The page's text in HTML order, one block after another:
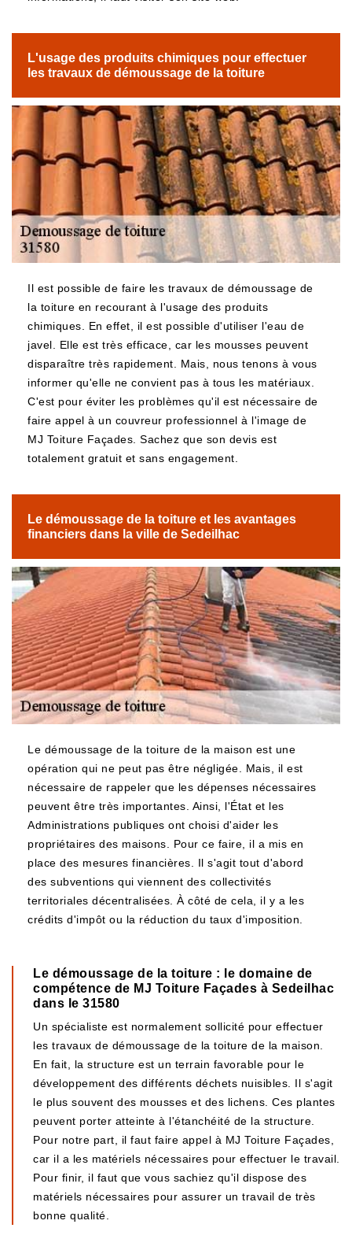
L'usage des produits chimiques pour effectuer
les travaux de démoussage de la toiture
Il est possible de faire les travaux de démoussage de
la toiture en recourant à l'usage des produits
chimiques. En effet, il est possible d'utiliser l'eau de
javel. Elle est très efficace, car les mousses peuvent
disparaître très rapidement. Mais, nous tenons à vous
informer qu'elle ne convient pas à tous les matériaux.
C'est pour éviter les problèmes qu'il est nécessaire de
faire appel à un couvreur professionnel à l'image de
MJ Toiture Façades. Sachez que son devis est
totalement gratuit et sans engagement.
Le démoussage de la toiture et les avantages
financiers dans la ville de Sedeilhac
Le démoussage de la toiture de la maison est une
opération qui ne peut pas être négligée. Mais, il est
nécessaire de rappeler que les dépenses nécessaires
peuvent être très importantes. Ainsi, l'État et les
Administrations publiques ont choisi d'aider les
propriétaires des maisons. Pour ce faire, il a mis en
place des mesures financières. Il s'agit tout d'abord
des subventions qui viennent des collectivités
territoriales décentralisées. À côté de cela, il y a les
crédits d'impôt ou la réduction du taux d'imposition.
Le démoussage de la toiture : le domaine de
compétence de MJ Toiture Façades à Sedeilhac
dans le 31580
Un spécialiste est normalement sollicité pour effectuer
les travaux de démoussage de la toiture de la maison.
En fait, la structure est un terrain favorable pour le
développement des différents déchets nuisibles. Il s'agit
le plus souvent des mousses et des lichens. Ces plantes
peuvent porter atteinte à l'étanchéité de la structure.
Pour notre part, il faut faire appel à MJ Toiture Façades,
car il a les matériels nécessaires pour effectuer le travail.
Pour finir, il faut que vous sachiez qu'il dispose des
matériels nécessaires pour assurer un travail de très
bonne qualité.